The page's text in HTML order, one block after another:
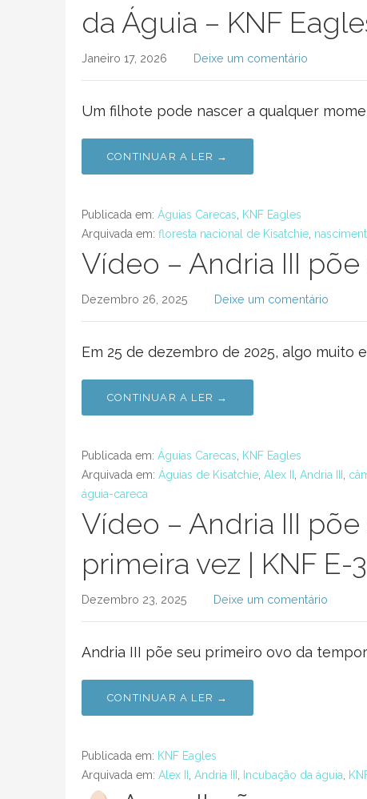
da Águia – KNF
Janeiro 17, 2026 Deixe um comentário
Um filhote pode nascer a qualquer
CONTINUAR A LER →
Publicada em: Águias Carecas
KNF Eagles
Arquivada em: floresta nacional de Kisatchie
Vídeo – Andria III
Dezembro 26, 2025 Deixe um comentário
Em 25 de dezembro de 2025, algo muito
CONTINUAR A LER →
Publicada em: Águias Carecas
KNF Eagles
Arquivada em: Águias de Kisatchie Alex II Andria III
águia-careca
Vídeo – Andria III
primeira vez | KNF E-
Dezembro 23, 2025 Deixe um comentário
Andria III põe seu primeiro ovo da
CONTINUAR A LER →
Publicada em: KNF Eagles
Arquivada em: Alex II Andria III Incubação da águia